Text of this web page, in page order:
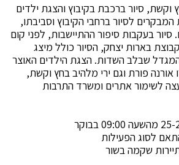
וקשת, סיור ברכבת בקיבוץ והצגת ילדים
לסיור ברחבי הקיבוץ וסביבתו,
סיור בעקבות סיפור ההתיישבות, לפני קום
בארות יצחק, הסיור כולל מיצג
המגדל שבלב השדות. הצגת הילדים האוצר
אורנה פורת וגם ירי מלהיב בחץ וקשת,
לשימור אתרים ומשרד התרבות
שקמה בשור